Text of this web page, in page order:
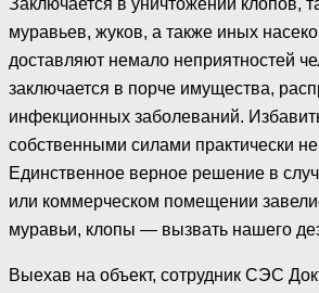
Заключается в уничтожении клопов,
муравьев, жуков, а также иных
доставляют немало неприятностей
заключается в порче имущества,
инфекционных заболеваний.
собственными силами практически
Единственное верное решение в
или коммерческом помещении
муравьи, клопы — вызвать нашего
Выехав на объект, сотрудник СЭС